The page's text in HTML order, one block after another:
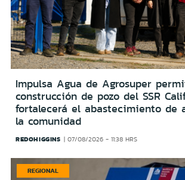
Impulsa Agua de Agrosuper
construcción de pozo del SSR
fortalecerá el abastecimiento de
la comunidad
REDOHIGGINS 07/08/2026 - 11:38 HRS
REGIONAL